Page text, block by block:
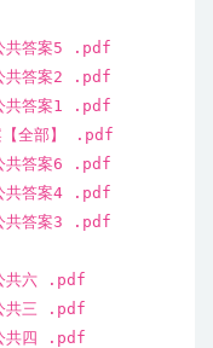
案5 .pdf
案2 .pdf
案1 .pdf
部】 .pdf
案6 .pdf
案4 .pdf
案3 .pdf
六 .pdf
三 .pdf
四 .pdf